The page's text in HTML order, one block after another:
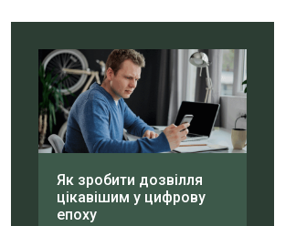
Як зробити дозвілля
цікавішим у цифрову
епоху